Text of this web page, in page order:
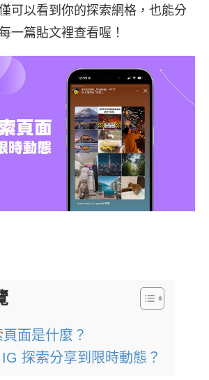
可以看到你的探索網格，也能分
一篇貼文裡查看喔！
面是什麼？
探索分享到限時動態？